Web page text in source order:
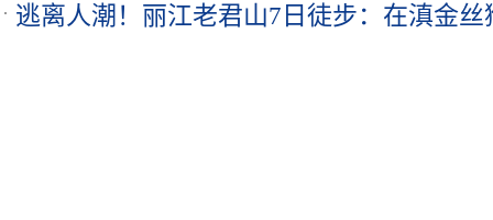
逃离人潮！丽江老君山7日徒步：在滇金